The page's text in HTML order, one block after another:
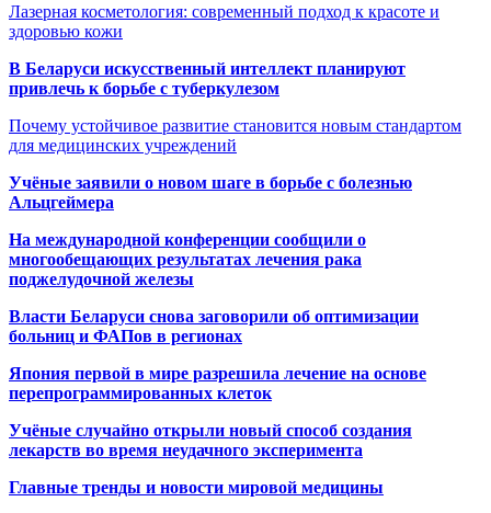
Лазерная косметология: современный подход к красоте и
здоровью кожи
В Беларуси искусственный интеллект планируют
привлечь к борьбе с туберкулезом
Почему устойчивое развитие становится новым стандартом
для медицинских учреждений
Учёные заявили о новом шаге в борьбе с болезнью
Альцгеймера
На международной конференции сообщили о
многообещающих результатах лечения рака
поджелудочной железы
Власти Беларуси снова заговорили об оптимизации
больниц и ФАПов в регионах
Япония первой в мире разрешила лечение на основе
перепрограммированных клеток
Учёные случайно открыли новый способ создания
лекарств во время неудачного эксперимента
Главные тренды и новости мировой медицины